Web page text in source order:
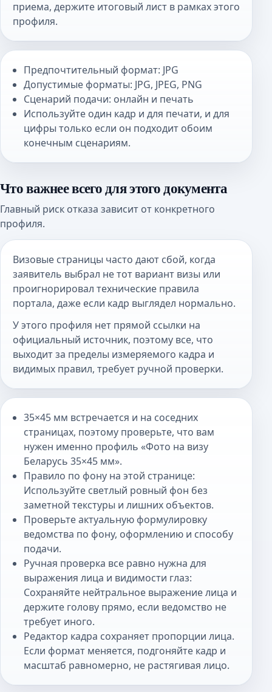
приема, держите итоговый лист в рамках этого
профиля.
Предпочтительный формат: JPG
Допустимые форматы: JPG, JPEG, PNG
Сценарий подачи: онлайн и печать
Используйте один кадр и для печати, и для
цифры только если он подходит обоим
конечным сценариям.
Что важнее всего для этого документа
Главный риск отказа зависит от конкретного
профиля.
Визовые страницы часто дают сбой, когда
заявитель выбрал не тот вариант визы или
проигнорировал технические правила
портала, даже если кадр выглядел нормально.
У этого профиля нет прямой ссылки на
официальный источник, поэтому все, что
выходит за пределы измеряемого кадра и
видимых правил, требует ручной проверки.
35×45 мм встречается и на соседних
страницах, поэтому проверьте, что вам
нужен именно профиль «Фото на визу
Беларусь 35×45 мм».
Правило по фону на этой странице:
Используйте светлый ровный фон без
заметной текстуры и лишних объектов.
Проверьте актуальную формулировку
ведомства по фону, оформлению и способу
подачи.
Ручная проверка все равно нужна для
выражения лица и видимости глаз:
Сохраняйте нейтральное выражение лица и
держите голову прямо, если ведомство не
требует иного.
Редактор кадра сохраняет пропорции лица.
Если формат меняется, подгоняйте кадр и
масштаб равномерно, не растягивая лицо.